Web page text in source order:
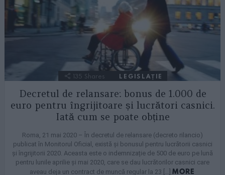
135 Shares LEGISLAȚIE
Decretul de relansare: bonus de 1.000 de
euro pentru îngrijitoare și lucrători casnici.
Iată cum se poate obține
Roma, 21 mai 2020 – În decretul de relansare (decreto rilancio)
publicat în Monitorul Oficial, există și bonusul pentru lucrătorii casnici
și îngrijitorii 2020. Aceasta este o indemnizație de 500 de euro pe lună
pentru lunile aprilie și mai 2020, care se dau lucrătorilor casnici care
aveau deja un contract de muncă regular la 23 […]MORE